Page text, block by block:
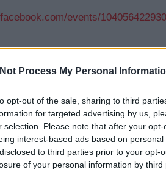
Process My Personal
opt-out of the sale, sharing to third
for targeted advertising by us,
selection. Please note that after your
interest-based ads based on
to third parties prior to your opt-
of your personal information by third
events/